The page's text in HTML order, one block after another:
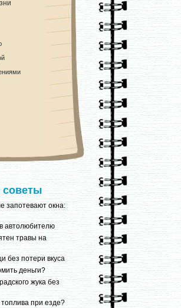
советы
запотевают окна:
автолюбителю
травы на
без потери вкуса
деньги?
жука без
при езде?